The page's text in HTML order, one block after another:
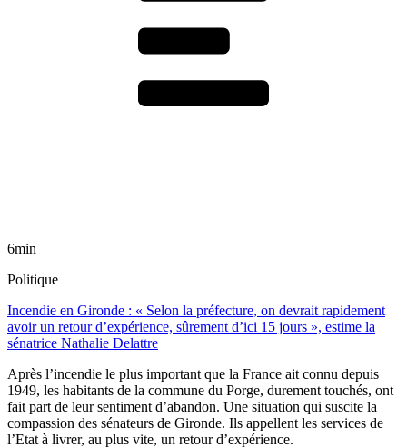
6min
Politique
Incendie en Gironde : « Selon la préfecture, on devrait rapidement
avoir un retour d’expérience, sûrement d’ici 15 jours », estime la
sénatrice Nathalie Delattre
Après l’incendie le plus important que la France ait connu depuis
1949, les habitants de la commune du Porge, durement touchés, ont
fait part de leur sentiment d’abandon. Une situation qui suscite la
compassion des sénateurs de Gironde. Ils appellent les services de
l’Etat à livrer, au plus vite, un retour d’expérience.